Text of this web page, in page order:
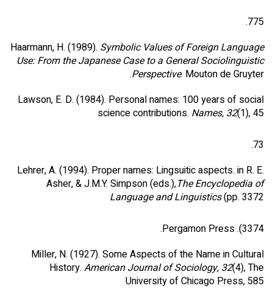
775.
Haarmann, H. (1989). Symbolic Values of Foreign Language
Use: From the Japanese Case to a General Sociolinguistic
Perspective. Mouton de Gruyter.
Lawson, E. D. (1984). Personal names: 100 years of social
science contributions. Names, 32(1), 45
73.
Lehrer, A. (1994). Proper names: Lingsuitic aspects. in R. E.
Asher, & J.M.Y. Simpson (eds.),The Encyclopedia of
Language and Linguistics(pp. 3372
3374). Pergamon Press.
Miller, N. (1927). Some Aspects of the Name in Cultural
History. American Journal of Sociology, 32(4), The
University of Chicago Press, 585